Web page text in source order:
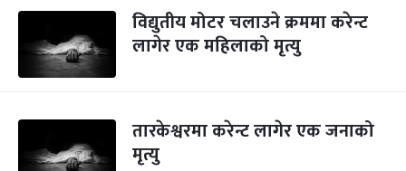
विद्युतीय मोटर चलाउने क्रममा करेन्ट
लागेर एक महिलाको मृत्यु
तारकेश्वरमा करेन्ट लागेर एक जनाको
मृत्यु